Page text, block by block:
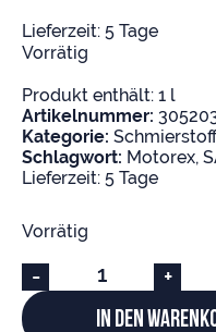
Lieferzeit: 5 Tage
Vorrätig
Produkt enthält: 1 l
Artikelnummer:
Kategorie:
Schlagwort: Motorex,
Lieferzeit: 5 Tage
Vorrätig
-
+
In den